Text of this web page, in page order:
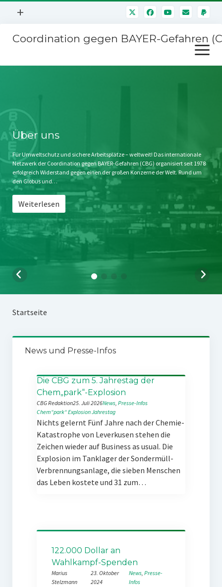
Menü
+
Mitmachen
Kontakt
Impressum
Störfälle
Coordination gegen BAYER-Gefahren
Menü
öffnen
Stichwort BAYER
Jahrestagung
SPENDEN
Über uns
Für Umweltschutz und sichere Arbeitsplätze – weltweit! Das internationale
Netzwerk der Coordination gegen BAYER-Gefahren (CBG) organisiert seit 1978
erfolgreich Widerstand gegen einen der großen Konzerne der Welt. Rund um
den Globus und…
Weiterlesen
Startseite
News und Presse-Infos
Die CBG zum 5. Jahrestag der
Chem„park“-Explosion
CBG Redaktion25. Juli 2026News, Presse-Infos
Chem“park“ExplosionJahrestag
Nichts gelernt Fünf Jahre nach der Chemie-
Katastrophe von Leverkusen stehen die
Zeichen wieder auf Business as usual. Die
Explosion im Tanklager der Sondermüll-
Verbrennungsanlage, die sieben Menschen
das Leben kostete und 31 zum…
122.000 Dollar an
Wahlkampf-Spenden
Marius
Stelzmann
23. Oktober
2024
News, Presse-
Infos